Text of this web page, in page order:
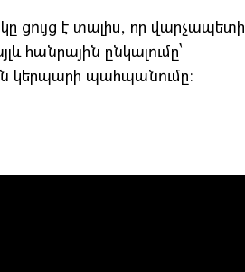
ցույց է տալիս, որ վարչապետի
հանրային ընկալումը՝
կերպարի պահպանումը։